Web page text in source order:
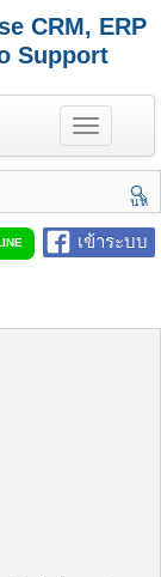
CRM, ERP
Support
T
o
g
e
n
a
นห
า
เข้าระบบ